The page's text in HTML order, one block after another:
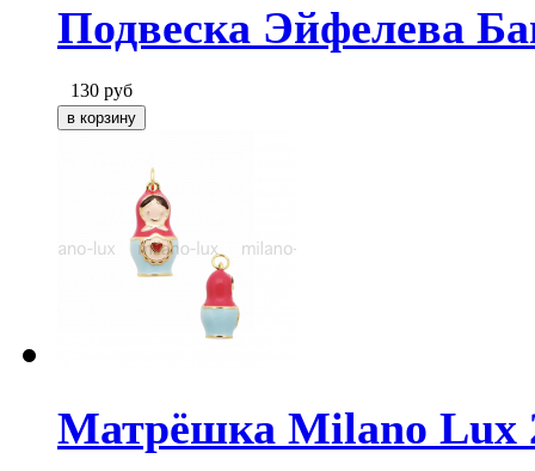
Подвеска Эйфелева
130 руб
Матрёшка Milano Lux